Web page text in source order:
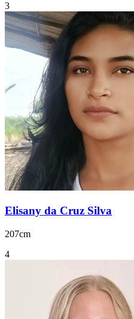
3
Elisany da Cruz Silva
207cm
4